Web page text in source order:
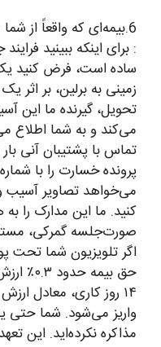
6.بیمه‌ای که واقعاً از
: برای اینکه ببینید
زمینی به برلین، بر اثر
تحویل، گیرنده ما این
می‌کند و به شما
تماس با پشتیبان آنی
پرونده خسارت را با
می‌خواهد تصاویر آسیب و
کنید. ما این مدارک را به
صورت‌جلسه گمرکی،
اگر تلویزیون شما تحت
۱۴ روز کاری، معادل
واریز می‌شود. شما حتی
مذاکره نکرده‌اید. این